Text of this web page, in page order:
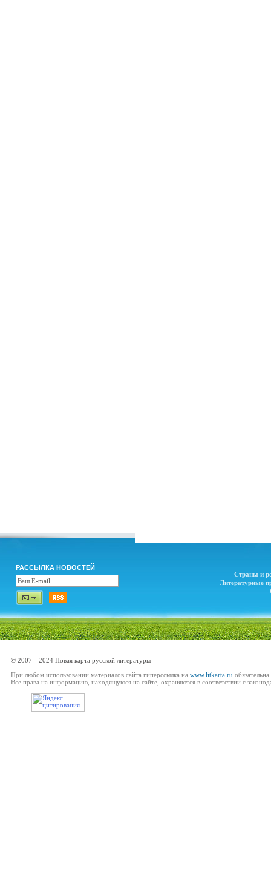
РАССЫЛКА НОВОСТЕЙ
Страны и
Литературные
© 2007—2024 Новая карта русской литературы
При любом использовании материалов сайта гиперссылка на www.litkarta.ru обязательна.
Все права на информацию, находящуюся на сайте, охраняются в соответствии с